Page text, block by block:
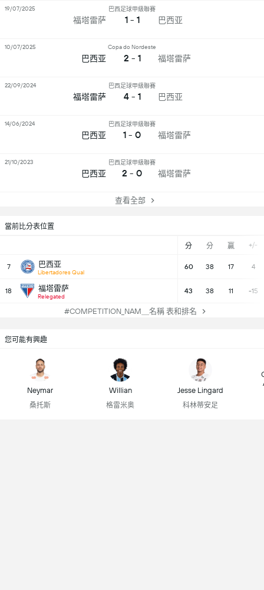
當前比分表位置
分 分 贏 +/-
7 巴西亚
Libertadores Qual
60 38 17 4
18 福塔雷萨
Relegated
43 38 11 -15
#COMPETITION_NAM＿名稱 表和排名
福塔雷萨
巴西足球甲級聯賽
1 - 1 巴西亚
19/07/2025
巴西亚
Copa do Nordeste
2 - 1 福塔雷萨
10/07/2025
福塔雷萨
巴西足球甲級聯賽
4 - 1 巴西亚
22/09/2024
巴西亚
巴西足球甲級聯賽
1 - 0 福塔雷萨
14/06/2024
巴西亚
巴西足球甲級聯賽
2 - 0 福塔雷萨
21/10/2023
查看全部
您可能有興趣
Neymar
桑托斯
Willian
格雷米奥
Jesse Lingard
科林蒂安足